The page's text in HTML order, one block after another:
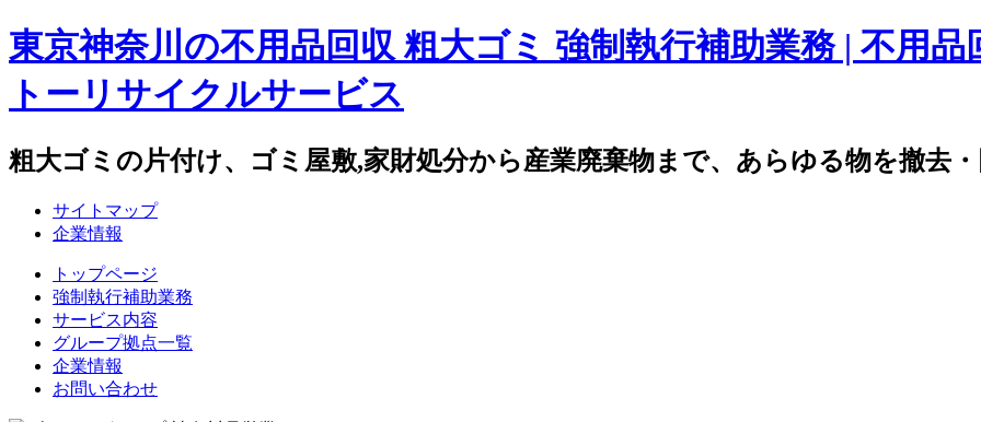
東京神奈川の不用品回収 粗大ゴミ 強制執行補助業務 | 不用
トーリサイクルサービス
粗大ゴミの片付け、ゴミ屋敷,家財処分から産業廃棄物まで、あらゆる物を撤去
サイトマップ
企業情報
トップページ
強制執行補助業務
サービス内容
グループ拠点一覧
企業情報
お問い合わせ